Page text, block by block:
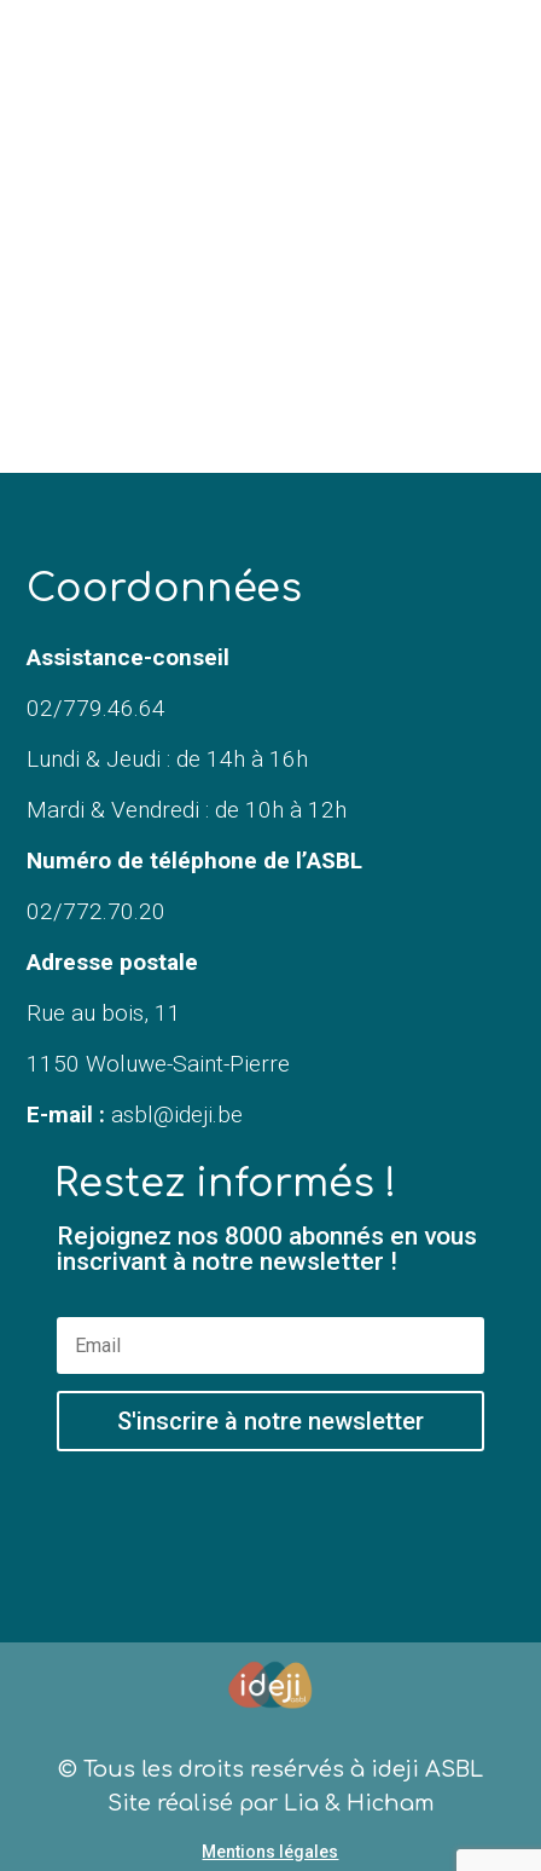
Coordonnées
Assistance-conseil
02/779.46.64
Lundi & Jeudi : de 14h à 16h
Mardi & Vendredi : de 10h à 12h
Numéro de téléphone de l’ASBL
02/772.70.20
Adresse postale
Rue au bois, 11
1150 Woluwe-Saint-Pierre
E-mail : asbl@ideji.be
Restez informés !
Rejoignez nos 8000 abonnés en vous
inscrivant à notre newsletter !
S'inscrire à notre newsletter
© Tous les droits resérvés à ideji ASBL
Site réalisé par Lia& Hicham
Mentions légales